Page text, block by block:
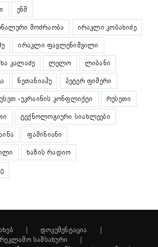
ენმ
მოძრაობა
ირაკლი კობახიძე
ირაკლი ფავლენიშვილი
კალაძე ლელო
ლიბანი
ნეთანიაჰუ
პეტერ ფიშერი
-უკრაინის კონფლიქტი
რუსეთი
ტექნოლოგიური სიახლეები
ფაშინიანი
ხაზის რადიო
დოკუმენტაცია
სამსახური